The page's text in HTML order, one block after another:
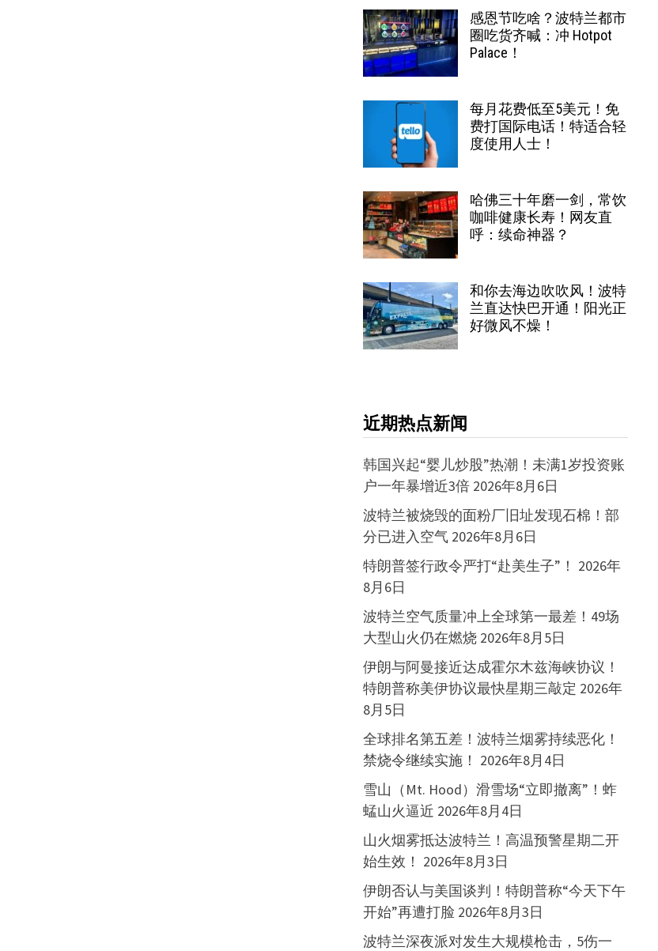
感恩节吃啥？波特兰都市
圈吃货齐喊：冲 Hotpot
Palace！
每月花费低至5美元！免
费打国际电话！特适合轻
度使用人士！
哈佛三十年磨一剑，常饮
咖啡健康长寿！网友直
呼：续命神器？
和你去海边吹吹风！波特
兰直达快巴开通！阳光正
好微风不燥！
近期热点新闻
韩国兴起“婴儿炒股”热潮！未满1岁投资账
户一年暴增近3倍 2026年8月6日
波特兰被烧毁的面粉厂旧址发现石棉！部
分已进入空气 2026年8月6日
特朗普签行政令严打“赴美生子”！ 2026年
8月6日
波特兰空气质量冲上全球第一最差！49场
大型山火仍在燃烧 2026年8月5日
伊朗与阿曼接近达成霍尔木兹海峡协议！
特朗普称美伊协议最快星期三敲定 2026年
8月5日
全球排名第五差！波特兰烟雾持续恶化！
禁烧令继续实施！ 2026年8月4日
雪山（Mt. Hood）滑雪场“立即撤离”！蚱
蜢山火逼近 2026年8月4日
山火烟雾抵达波特兰！高温预警星期二开
始生效！ 2026年8月3日
伊朗否认与美国谈判！特朗普称“今天下午
开始”再遭打脸 2026年8月3日
波特兰深夜派对发生大规模枪击，5伤一